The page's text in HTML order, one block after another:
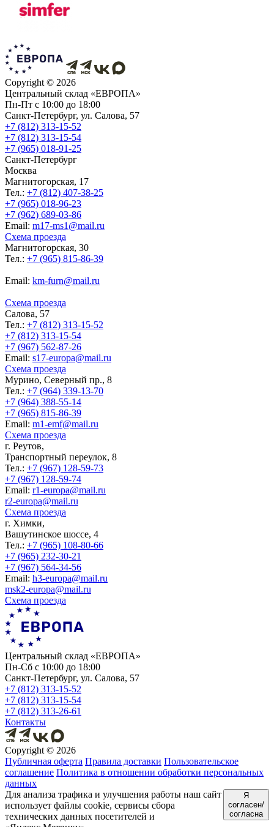
Copyright © 2026
Центральный склад «ЕВРОПА»
Пн-Пт с 10:00 до 18:00
Санкт-Петербург, ул. Салова, 57
+7 (812) 313-15-52
+7 (812) 313-15-54
+7 (965) 018-91-25
Санкт-Петербург
Москва
Магнитогорская, 17
Тел.: +7 (812) 407-38-25
+7 (965) 018-96-23
+7 (962) 689-03-86
Еmail: m17-ms1@mail.ru
Схема проезда
Магнитогорская, 30
Тел.: +7 (965) 815-86-39
Еmail: km-furn@mail.ru
Схема проезда
Салова, 57
Тел.: +7 (812) 313-15-52
+7 (812) 313-15-54
+7 (967) 562-87-26
Еmail: s17-europa@mail.ru
Схема проезда
Мурино, Северный пр., 8
Тел.: +7 (964) 339-13-70
+7 (964) 388-55-14
+7 (965) 815-86-39
Еmail: m1-emf@mail.ru
Схема проезда
г. Реутов,
Транспортный переулок, 8
Тел.: +7 (967) 128-59-73
+7 (967) 128-59-74
Еmail: r1-europa@mail.ru
r2-europa@mail.ru
Схема проезда
г. Химки,
Вашутинское шоссе, 4
Тел.: +7 (965) 108-80-66
+7 (965) 232-30-21
+7 (967) 564-34-56
Еmail: h3-europa@mail.ru
msk2-europa@mail.ru
Схема проезда
Центральный склад «ЕВРОПА»
Пн-Сб с 10:00 до 18:00
Санкт-Петербург, ул. Салова, 57
+7 (812) 313-15-52
+7 (812) 313-15-54
+7 (812) 313-26-61
Контакты
Copyright © 2026
Публичная оферта Правила доставки Пользовательское
соглашение Политика в отношении обработки персональных
данных
Для анализа трафика и улучшения работы наш сайт
использует файлы cookie, сервисы сбора
технических данных посетителей и
Я
согласен/
согласна